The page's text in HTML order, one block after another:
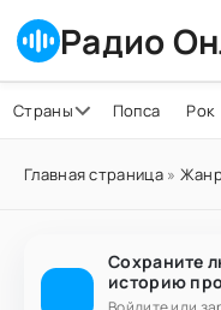
Радио
Страны Попса Рок
Главная страница»
Сохраните
историю